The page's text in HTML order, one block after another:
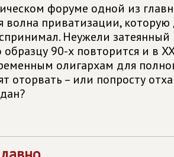
форуме одной из
волна приватизации, которую
Неужели затеянный
90-х повторится и в
олигархам для
оторвать – или попросту